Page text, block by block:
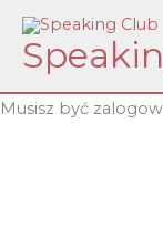
Skip
content
Musisz być